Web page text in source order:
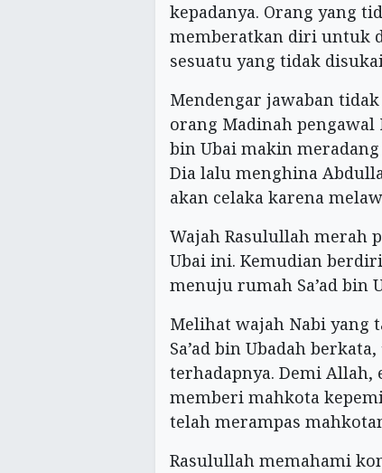
kepadanya. Orang yang
memberatkan diri untuk
sesuatu yang tidak
Mendengar jawaban
orang Madinah
bin Ubai makin
Dia lalu menghina
akan celaka karena
Wajah Rasulullah merah
Ubai ini. Kemudian
menuju rumah Sa’ad bin
Melihat wajah Nabi yang
Sa’ad bin Ubadah
terhadapnya. Demi Allah,
memberi mahkota
telah merampas
Rasulullah memahami